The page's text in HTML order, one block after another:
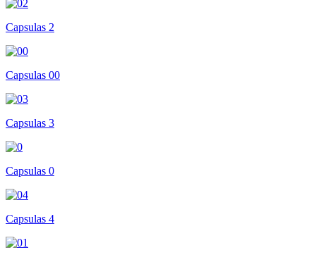
Capsulas 2
Capsulas 00
Capsulas 3
Capsulas 0
Capsulas 4